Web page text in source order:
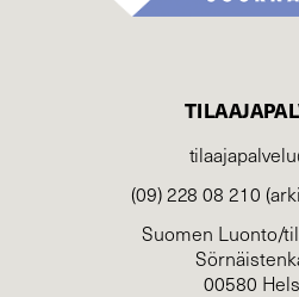
(09) 228 08 210
Suomen Luonto/
00580